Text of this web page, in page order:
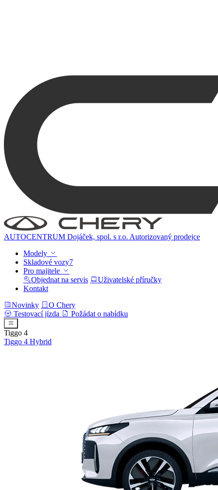
AUTOCENTRUM Dojáček, spol. s r.o. Autorizovaný prodejce
Modely
Skladové vozy7
Pro majitele
Objednat na servis
Uživatelské příručky
Kontakt
Novinky
O Chery
Testovací jízda
Požádat o nabídku
Tiggo 4
Tiggo 4 Hybrid